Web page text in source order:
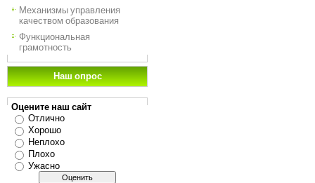
Механизмы управления
качеством образования
Функциональная
грамотность
Наш опрос
Оцените наш сайт
Отлично
Хорошо
Неплохо
Плохо
Ужасно